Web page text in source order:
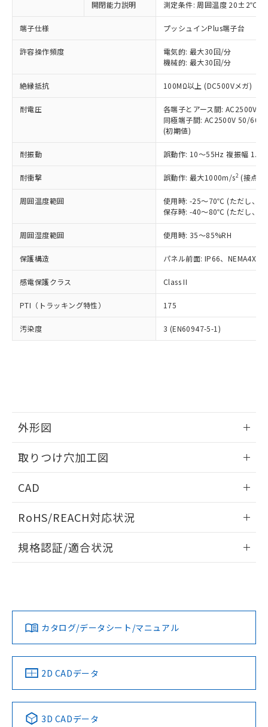
開閉能力説明 測定条件: 周囲温度 20±2℃、
端子仕様 プッシュインPlus端子台
許容操作頻度
電気的: 最大30回/分
機械的: 最大30回/分
絶縁抵抗 100MΩ以上 (DC500Vメガ)
耐電圧
各端子とアース間: AC2500V
同極端子間: AC2500V 50/
(初期値)
耐振動 誤動作: 10～55Hz 複振幅
耐衝撃 誤動作: 最大1000m/s2 (接点
周囲温度範囲
使用時: -25～70℃ (ただし、氷
保存時: -40～80℃ (ただし、氷
周囲湿度範囲 使用時: 35～85%RH
保護構造 パネル前面: IP66、NEMA4X,
感電保護クラス Class II
PTI（トラッキング特性） 175
汚染度 3 (EN60947-5-1)
外形図
取りつけ穴加工図
CAD
ドすることができます。
ログイン/会員登録
ダウンロードデータをご利用いただく前に、以下を必ずお読
みください。
ソフトウェアの使用条件
RoHS/REACH対応状況
EU RoHS 注意事項・凡例
対応済み
中国 RoHS 注意事項・凡例
規格認証/適合状況
カタログ/データシート/マニュアル
2D CADデータ
3D CADデータ
以下の条件をお読みいただき、同意のうえ
ご利用ください。
本サービスは、当社制御機器事業取扱
商品の当社在庫状況および標準価格
(税抜)を提供させていただくもので
当社制御機器事業取扱商品の中には、
本サービスの対象外となる商品もある
ことをご了承ください。
在庫状況および標準価格照会結果は、
記載している更新日時点での社内デー
タに基づき作成されるものであり、閲
覧された時点での実際の在庫および標
準価格とは異なる場合があることをご
正式な納期状況および標準価格はお客
様のお取引先、またはお客様担当のオ
ムロン制御機器販売店・当社販売員に
オムロン制御機器販売店や当社販売拠
点は「
販売ネットワーク
」をご確認
在庫状況および標準価格結果を当社の
事前の承諾なく第三者に漏洩または開
示しないようお願いします。
マイパーツ機能（部品リスト作成サー
および当社の共同利用者が、当社の製
引・商談に必要な範囲で利用すること
をご了承ください。
※当社の共同利用者とは、
指します。
対応予定なし：EU RoHS指令（10物質）の
非含有に非対応の商品で、対応品を出す予
定はありません。
非含有の対応状況を調査中または確認中の
非該当品：ライセンス料など無形物で、有
害物質有無と関係のない商品です。
仕入先様の事情により、非含有部品として
いたものが、含有品と判明した場合などや
むを得ず変更することがあります。
鉛(Pb) 1000ppm以下、 水銀(Hg) 1000ppm以下、 カド
(PBDE) 1000ppm以下、フタル酸ビス(2-エチルヘキシ
ル) (DEHP)(別名：DOP) 1000ppm以下、フタル酸ブチ
ルベンジル（BBP） 1000ppm以下、フタル酸ジブチル
（DBP） 1000ppm以下、フタル酸ジイソブチル
(DIBP) 1000ppm以下
但し、RoHS指令で産業用監視および制御機器に対する
適用除外項目は除く。
※2 対応予定月
部品在庫の切り替え状況などにより、予定
下記の非含有証明書をダウンロードするこ
とができます。
EU RoHS指令（10物質）の非含有証明書
51物質の非含有証明書（当社基準）
るもので、過去に遡って非含有を証明する
ものではありません。
また、RoHS指令のフタル酸エステル類４
荷製品に未対応品が混在することから備考
欄に対応日を記載しておりました。
す。
※1 中国RoHS○×表
「○」：最大均質材料含有率が中国RoHSの
基準値以下であることを示します。
「×」：最大均質材料含有率が中国RoHSの
基準値を超えていることを示します。
「－」：未確認です。当社販売部門へお問
*中国RoHS10物質の基準値 (GB/T26572)：
Pb(鉛) :1000ppm、 Hg(水銀) : 1000ppm、 Cd(カドミウ
Cr(Ⅵ)(六価クロム) : 1000ppm、 PBBs(ポリ臭化ビフェ
ニル類) : 1000ppm、 PBDEs(ポリ臭化ジフェニルエーテ
DBP(フタル酸ジブチル) : 1000ppm、 DIBP(フタル酸ジ
イソブチル) : 1000ppm、 BBP(フタル酸ブチルベンジ
ル) : 1000ppm、
DEHP(フタル酸ビス(2-エチルヘキシル)) : 1000ppm
※2 環境保護使用期限
「ｅ」：有害物質（10物質）のすべてが基
「10」：通常の使用状況下において有害物
当社は、これら貴社製品のうち、外国
為替および外国貿易法に定める商品
（以下｢規制貨物等」という）を輸出
または国外への提供する場合は、日本
国政府の輸出許可(または役務取引許
当社は規制貨物を破棄する場合は、完
全に破砕するなど、違法に輸出されな
いよう必要な手段を講じます。
当社は貴社製品を、核兵器、ミサイ
ル、化学兵器、生物兵器またはその他
武器並びにこれらの製造装置等に一切
使用いたしません。
当社は、貴社製品を第三者に販売する
場合は、上記1、2および3の内容を当
該第三者に通知します。また当社は、
販売先および販売に係わる関係者が違
○ 一定数以上の在庫あり
△ 一定数には満たないが在庫あり
在庫なし(最新の在庫状況につ
たはお客様担当のオムロン制御
機器販売店・当社販売員にご確
空
受注生産機種、また在庫状況の